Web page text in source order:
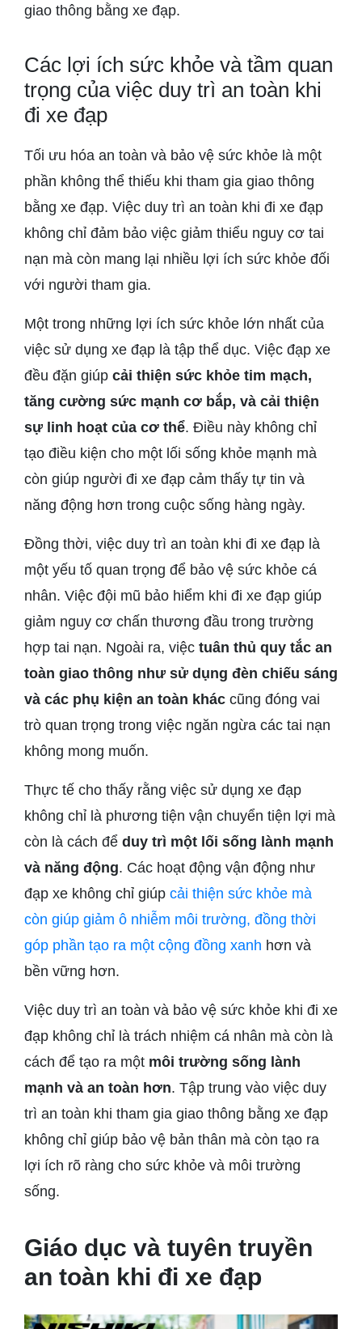
giao thông bằng xe đạp.
Các lợi ích sức khỏe và tầm quan
trọng của việc duy trì an toàn khi
đi xe đạp
Tối ưu hóa an toàn và bảo vệ sức khỏe là một
phần không thể thiếu khi tham gia giao thông
bằng xe đạp. Việc duy trì an toàn khi đi xe đạp
không chỉ đảm bảo việc giảm thiểu nguy cơ tai
nạn mà còn mang lại nhiều lợi ích sức khỏe đối
với người tham gia.
Một trong những lợi ích sức khỏe lớn nhất của
việc sử dụng xe đạp là tập thể dục. Việc đạp xe
đều đặn giúp cải thiện sức khỏe tim mạch,
tăng cường sức mạnh cơ bắp, và cải thiện
sự linh hoạt của cơ thể. Điều này không chỉ
tạo điều kiện cho một lối sống khỏe mạnh mà
còn giúp người đi xe đạp cảm thấy tự tin và
năng động hơn trong cuộc sống hàng ngày.
Đồng thời, việc duy trì an toàn khi đi xe đạp là
một yếu tố quan trọng để bảo vệ sức khỏe cá
nhân. Việc đội mũ bảo hiểm khi đi xe đạp giúp
giảm nguy cơ chấn thương đầu trong trường
hợp tai nạn. Ngoài ra, việc tuân thủ quy tắc an
toàn giao thông như sử dụng đèn chiếu sáng
và các phụ kiện an toàn khác cũng đóng vai
trò quan trọng trong việc ngăn ngừa các tai nạn
không mong muốn.
Thực tế cho thấy rằng việc sử dụng xe đạp
không chỉ là phương tiện vận chuyển tiện lợi mà
còn là cách để duy trì một lối sống lành mạnh
và năng động. Các hoạt động vận động như
đạp xe không chỉ giúp cải thiện sức khỏe mà
còn giúp giảm ô nhiễm môi trường, đồng thời
góp phần tạo ra một cộng đồng xanh hơn và
bền vững hơn.
Việc duy trì an toàn và bảo vệ sức khỏe khi đi xe
đạp không chỉ là trách nhiệm cá nhân mà còn là
cách để tạo ra một môi trường sống lành
mạnh và an toàn hơn. Tập trung vào việc duy
trì an toàn khi tham gia giao thông bằng xe đạp
không chỉ giúp bảo vệ bản thân mà còn tạo ra
lợi ích rõ ràng cho sức khỏe và môi trường
sống.
Giáo dục và tuyên truyền
an toàn khi đi xe đạp